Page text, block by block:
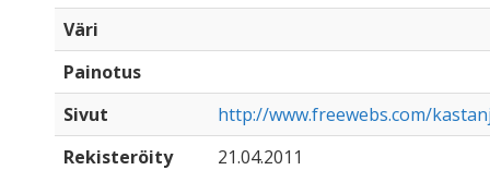
Väri
Painotus
Sivut
http://www.freewebs.com/
Rekisteröity
21.04.2011